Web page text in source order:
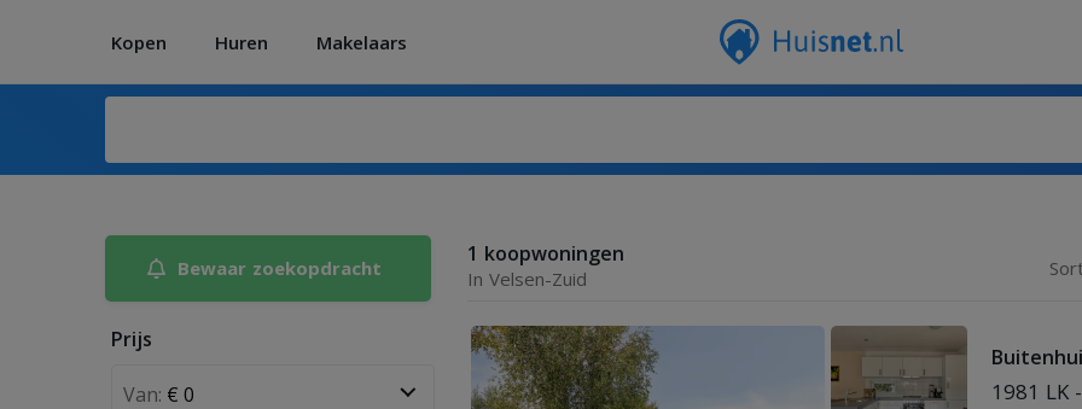
Kopen Huren Makelaars
Bewaar zoekopdracht
1 koopwoningen
In Velsen-Zuid
Prijs
Van: 1981 LK